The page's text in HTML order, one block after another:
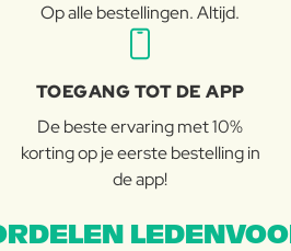
Op alle bestellingen. Altijd.
TOEGANG TOT DE APP
De beste ervaring met 10%
korting op je eerste bestelling in
de app!